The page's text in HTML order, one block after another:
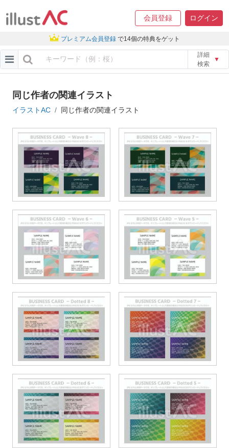
会員登録 ログイン
プレミアム会員登録 で14個の特典をゲット
詳細
検索
▼
同じ作者の関連イラスト
イラストAC 同じ作者の関連イラスト